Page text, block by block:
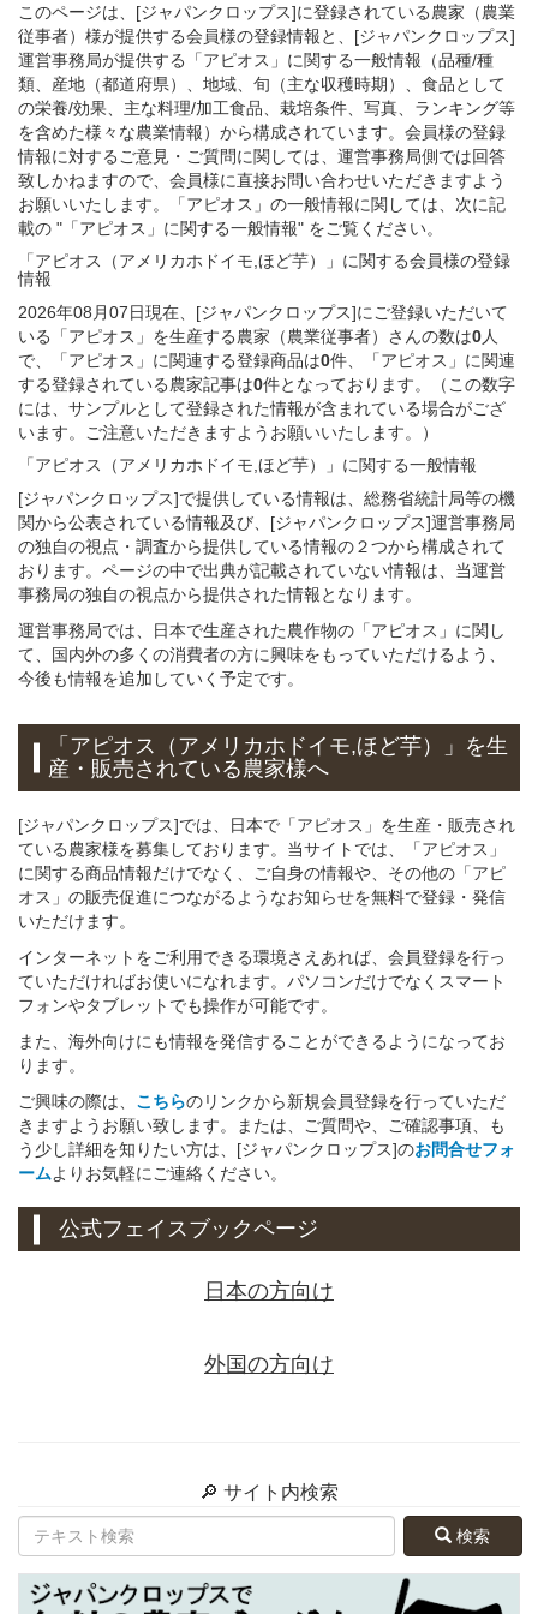
このページは、[ジャパンクロップス]に登録されている農家（農業
従事者）様が提供する会員様の登録情報と、[ジャパンクロップス]
運営事務局が提供する「アピオス」に関する一般情報（品種/種
類、産地（都道府県）、地域、旬（主な収穫時期）、食品として
の栄養/効果、主な料理/加工食品、栽培条件、写真、ランキング等
を含めた様々な農業情報）から構成されています。会員様の登録
情報に対するご意見・ご質問に関しては、運営事務局側では回答
致しかねますので、会員様に直接お問い合わせいただきますよう
お願いいたします。「アピオス」の一般情報に関しては、次に記
載の "「アピオス」に関する一般情報" をご覧ください。
「アピオス（アメリカホドイモ,ほど芋）」 に関する会員様の登録
情報
2026年08月07日現在、[ジャパンクロップス]にご登録いただいて
いる「アピオス」を生産する農家（農業従事者）さんの数は0人
で、「アピオス」に関連する登録商品は0件、「アピオス」に関連
する登録されている農家記事は0件となっております。（この数字
には、サンプルとして登録された情報が含まれている場合がござ
います。ご注意いただきますようお願いいたします。）
「アピオス（アメリカホドイモ,ほど芋）」 に関する一般情報
[ジャパンクロップス]で提供している情報は、総務省統計局等の機
関から公表されている情報及び、[ジャパンクロップス]運営事務局
の独自の視点・調査から提供している情報の２つから構成されて
おります。ページの中で出典が記載されていない情報は、当運営
事務局の独自の視点から提供された情報となります。
運営事務局では、日本で生産された農作物の「アピオス」に関し
て、国内外の多くの消費者の方に興味をもっていただけるよう、
今後も情報を追加していく予定です。
「アピオス（アメリカホドイモ,ほど芋）」 を生
産・販売されている農家様へ
[ジャパンクロップス]では、日本で「アピオス」を生産・販売され
ている農家様を募集しております。当サイトでは、「アピオス」
に関する商品情報だけでなく、ご自身の情報や、その他の「アピ
オス」の販売促進につながるようなお知らせを無料で登録・発信
いただけます。
インターネットをご利用できる環境さえあれば、会員登録を行っ
ていただければお使いになれます。パソコンだけでなくスマート
フォンやタブレットでも操作が可能です。
また、海外向けにも情報を発信することができるようになってお
ります。
ご興味の際は、 こちらのリンクから新規会員登録を行っていただ
きますようお願い致します。または、ご質問や、ご確認事項、も
う少し詳細を知りたい方は、[ジャパンクロップス]のお問合せフォ
ームよりお気軽にご連絡ください。
公式フェイスブックページ
日本の方向け
外国の方向け
🔎 サイト内検索
検索